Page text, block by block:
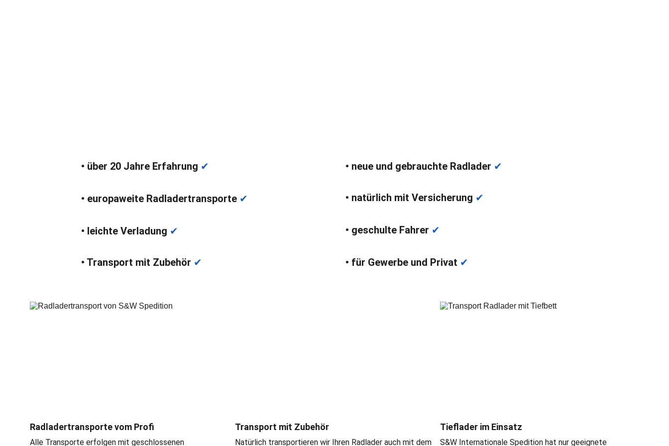
• über 20 Jahre Erfahrung ✔
• europaweite Radladertransporte ✔
• leichte Verladung ✔
• Transport mit Zubehör ✔
• neue und gebrauchte Radlader ✔
• natürlich mit Versicherung ✔
• geschulte Fahrer ✔
• für Gewerbe und Privat ✔
Radladertransporte vom Profi
Alle Transporte erfolgen mit geschlossenen
Transport mit Zubehör
Natürlich transportieren wir Ihren Radlader auch mit dem
Tieflader im Einsatz
S&W Internationale Spedition hat nur geeignete